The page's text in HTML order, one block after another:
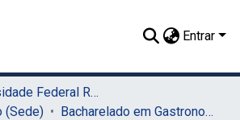
Entrar
01. Universidade Federal Rural de Pernambuco - UFRPE (Sede)
(Sede)
Bacharelado em Gastronomia (Sede)